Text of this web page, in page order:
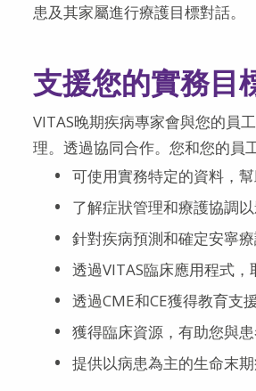
患及其家屬進行療護目標對話。
支援您的實務目
VITAS晚期疾病專家會與您的員
理。透過協同合作。您和您的員
可使用實務特定的資料，
了解症狀管理和療護協調
針對疾病預測和確定安寧
透過VITAS臨床應用程式
透過CME和CE獲得教育支
獲得臨床資源，有助您與
提供以病患為主的生命末